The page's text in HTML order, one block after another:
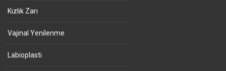
Kızlık Zarı
Vajinal Yenilenme
Labioplasti